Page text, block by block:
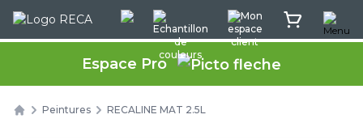
Rec'App intéractifEchantillon de couleursMon espace client
Mon panierMenu
Espace Pro
Peintures RECALINE MAT 2.5L